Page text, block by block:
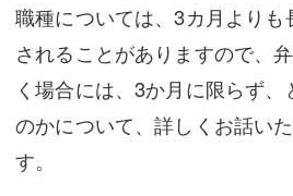
職種については、3カ月よりも
されることがありますので、
く場合には、3か月に限らず
のかについて、詳しくお話い
す。